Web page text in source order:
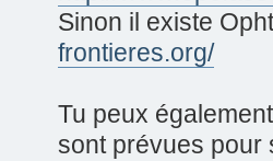
Sinon il existe
frontieres.org/
Tu peux
sont prévues